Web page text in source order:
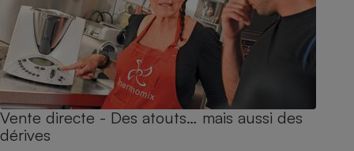
Vente directe - Des atouts… mais aussi des
dérives